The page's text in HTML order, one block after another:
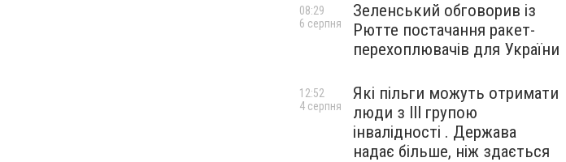
Зеленський обговорив із
Рютте постачання ракет-
перехоплювачів для України
08:29
6 серпня
Які пільги можуть отримати
люди з III групою
інвалідності . Держава
надає більше, ніж здається
12:52
4 серпня